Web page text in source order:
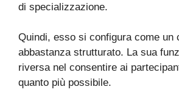
di specializzazione.
Quindi, esso si configura come un
abbastanza strutturato. La sua
riversa nel consentire ai
quanto più possibile.